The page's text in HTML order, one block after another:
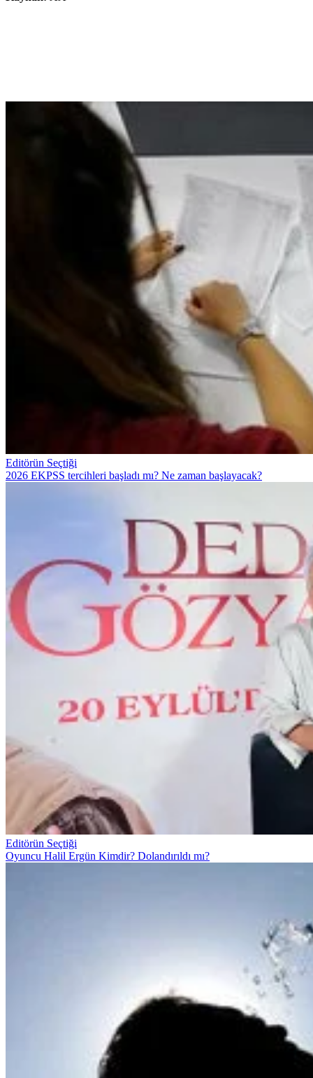
Editörün Seçtiği
2026 EKPSS tercihleri başladı mı? Ne zaman başlayacak?
Editörün Seçtiği
Oyuncu Halil Ergün Kimdir? Dolandırıldı mı?